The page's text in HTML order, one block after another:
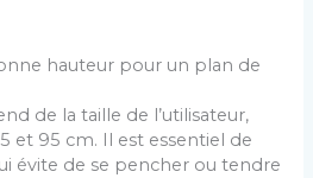
hauteur pour un plan de
de la taille de l’utilisateur,
et 95 cm. Il est essentiel de
évite de se pencher ou tendre